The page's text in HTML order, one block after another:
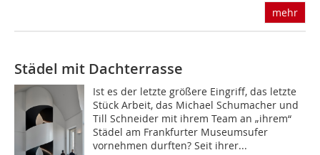
mehr
Städel mit Dachterrasse
Ist es der letzte größere Eingriff, das letzte
Stück Arbeit, das Michael Schumacher und
Till Schneider mit ihrem Team an „ihrem“
Städel am Frankfurter Museumsufer
vornehmen durften? Seit ihrer...